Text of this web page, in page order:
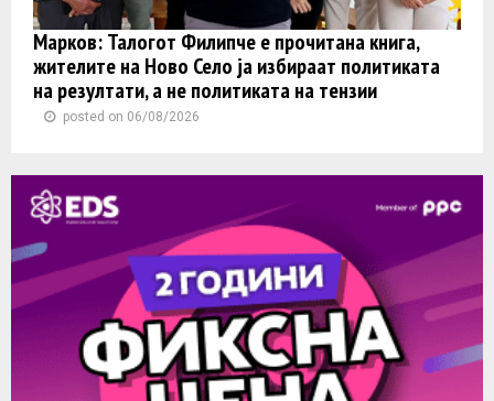
Марков: Талогот Филипче е прочитана книга,
жителите на Ново Село ја избираат политиката
на резултати, а не политиката на тензии
posted on 06/08/2026